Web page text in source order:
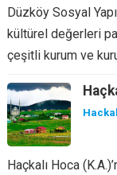
Düzköy Sosyal
kültürel değerleri
çeşitli kurum ve
Haçkalı Hoca